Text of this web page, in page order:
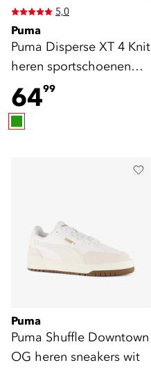
5,0
Puma
Puma Disperse XT 4 Knit
heren sportschoenen
groen
6499
Puma
Puma Shuffle Downtown
OG heren sneakers wit